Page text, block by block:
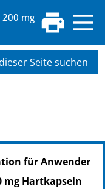
mg
Seite suchen
für Anwender
mg Hartkapseln